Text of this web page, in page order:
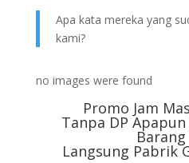
Apa kata mereka yang
kami?
no images were found
Promo Jam
Tanpa DP
Langsung Pabrik